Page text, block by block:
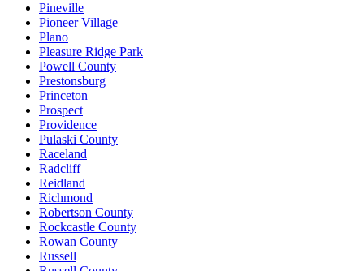
Pineville
Pioneer Village
Plano
Pleasure Ridge Park
Powell County
Prestonsburg
Princeton
Prospect
Providence
Pulaski County
Raceland
Radcliff
Reidland
Richmond
Robertson County
Rockcastle County
Rowan County
Russell